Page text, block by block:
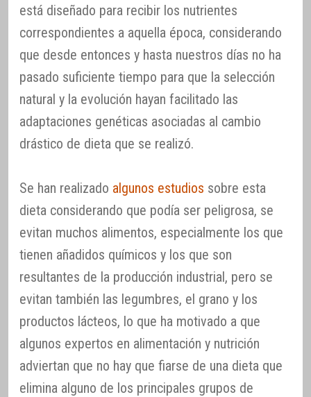
está diseñado para recibir los nutrientes
correspondientes a aquella época, considerando
que desde entonces y hasta nuestros días no ha
pasado suficiente tiempo para que la selección
natural y la evolución hayan facilitado las
adaptaciones genéticas asociadas al cambio
drástico de dieta que se realizó.
Se han realizado algunos estudios sobre esta
dieta considerando que podía ser peligrosa, se
evitan muchos alimentos, especialmente los que
tienen añadidos químicos y los que son
resultantes de la producción industrial, pero se
evitan también las legumbres, el grano y los
productos lácteos, lo que ha motivado a que
algunos expertos en alimentación y nutrición
adviertan que no hay que fiarse de una dieta que
elimina alguno de los principales grupos de